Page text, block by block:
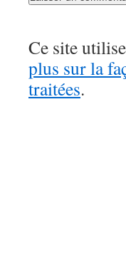
Ce site
plus sur la
traitées.